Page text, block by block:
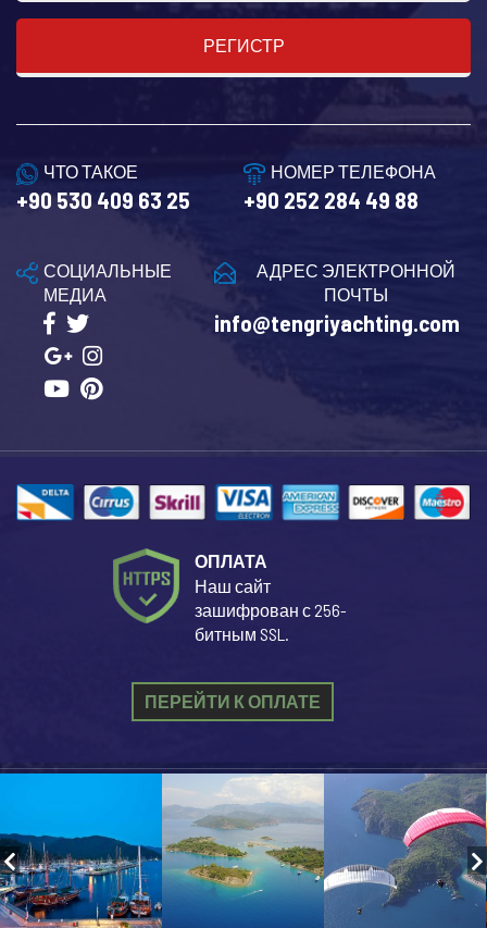
РЕГИСТР
ЧТО ТАКОЕ
+90 530 409 63 25
НОМЕР ТЕЛЕФОНА
+90 252 284 49 88
АДРЕС ЭЛЕКТРОННОЙ
ПОЧТЫ
info@tengriyachting.com
СОЦИАЛЬНЫЕ
МЕДИА
ОПЛАТА
Наш сайт
зашифрован с 256-
битным SSL.
ПЕРЕЙТИ К ОПЛАТЕ